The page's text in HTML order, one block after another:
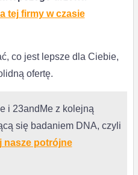
tej firmy w czasie
co jest lepsze dla Ciebie,
ofertę.
i 23andMe z kolejną
się badaniem DNA, czyli
nasze potrójne